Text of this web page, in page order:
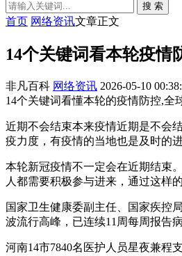
搜 索
首页 网络资讯文章正文
14个关键词看本轮疫情
非凡百科 网络资讯 2026-05-10
14个关键词看懂本轮的疫情防控,全
近期不会结束本来疫情近期是不会
疫力度，有疫情的当地也是及时的
本轮新冠疫情不一定会在近期结束
人都需要积极参与进来，通过这样
国家卫生健康委副主任、国家疾控
波流行高峰，已连续11周每周报告
河南14市7840名医护人员星夜兼程